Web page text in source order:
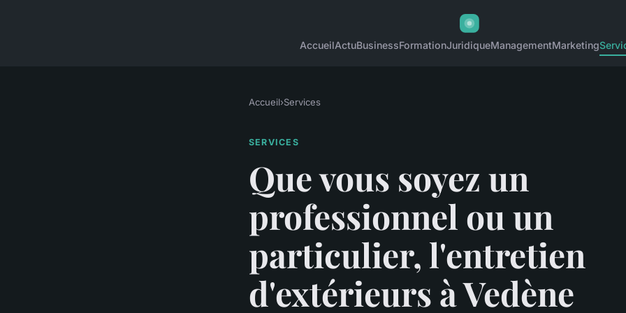
AccueilActuBusinessFormationJuridiqueManagementMarketing
Accueil›Services
SERVICES
Que vous soyez un
professionnel ou un
particulier, l'entretien
d'extérieurs à Vedène